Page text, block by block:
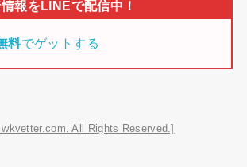
料でゲットする
All Rights Reserved.]